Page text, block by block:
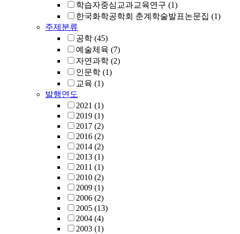
학습자중심교과교육연구 (1)
한국화학공학회 춘계학술발표논문집 (1)
주제분류
공학 (45)
예술체육 (7)
자연과학 (2)
인문학 (1)
교육 (1)
발행연도
2021 (1)
2019 (1)
2017 (2)
2016 (2)
2014 (2)
2013 (1)
2011 (1)
2010 (2)
2009 (1)
2006 (2)
2005 (13)
2004 (4)
2003 (1)